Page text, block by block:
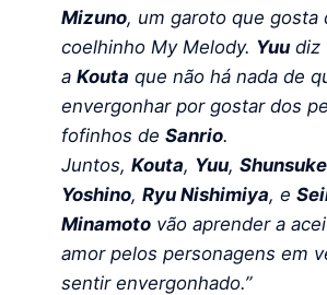
Mizuno, um garoto que gosta
coelhinho My Melody. Yuu diz
a Kouta que não há nada de
envergonhar por gostar dos
fofinhos de Sanrio.
Juntos, Kouta, Yuu, Shunsuke
Yoshino, Ryu Nishimiya, e
Minamoto vão aprender a
amor pelos personagens em
sentir envergonhado.”